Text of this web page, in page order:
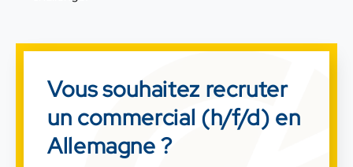
Vous souhaitez recruter
un commercial (h/f/d) en
Allemagne ?